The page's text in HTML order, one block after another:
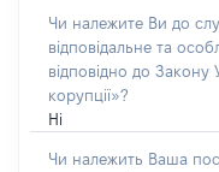
Чи належите Ви до
відповідальне та
відповідно до Закону
корупції»?
Ні
Чи належить Ваша